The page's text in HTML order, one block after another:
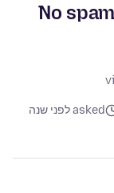
No
asked לפני שנה